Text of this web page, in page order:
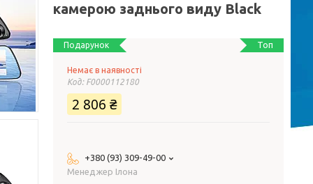
камерою заднього виду Black
Топ
Подарунок
Немає в наявності
Код: F0000112180
2 806 ₴
+380 (93) 309-49-00
Менеджер Ілона